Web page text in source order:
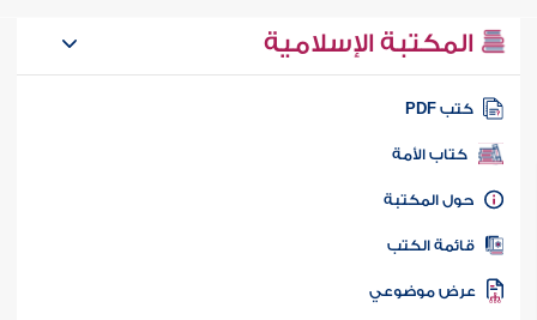
المكتبة الإسلامية
كتب PDF
كتاب الأمة
المكتبة
الكتب